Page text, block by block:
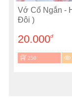
Vớ Cổ Ngắn -
Đôi )
20.000đ
250